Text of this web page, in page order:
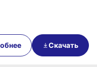
Скачать